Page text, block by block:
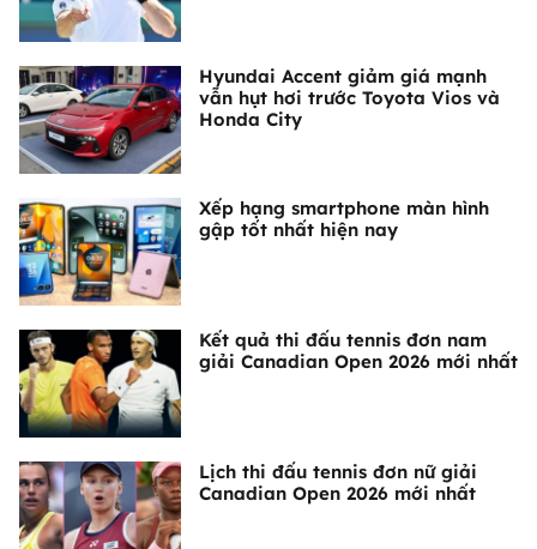
Hyundai Accent giảm giá mạnh
vẫn hụt hơi trước Toyota Vios và
Honda City
Xếp hạng smartphone màn hình
gập tốt nhất hiện nay
Kết quả thi đấu tennis đơn nam
giải Canadian Open 2026 mới nhất
Lịch thi đấu tennis đơn nữ giải
Canadian Open 2026 mới nhất